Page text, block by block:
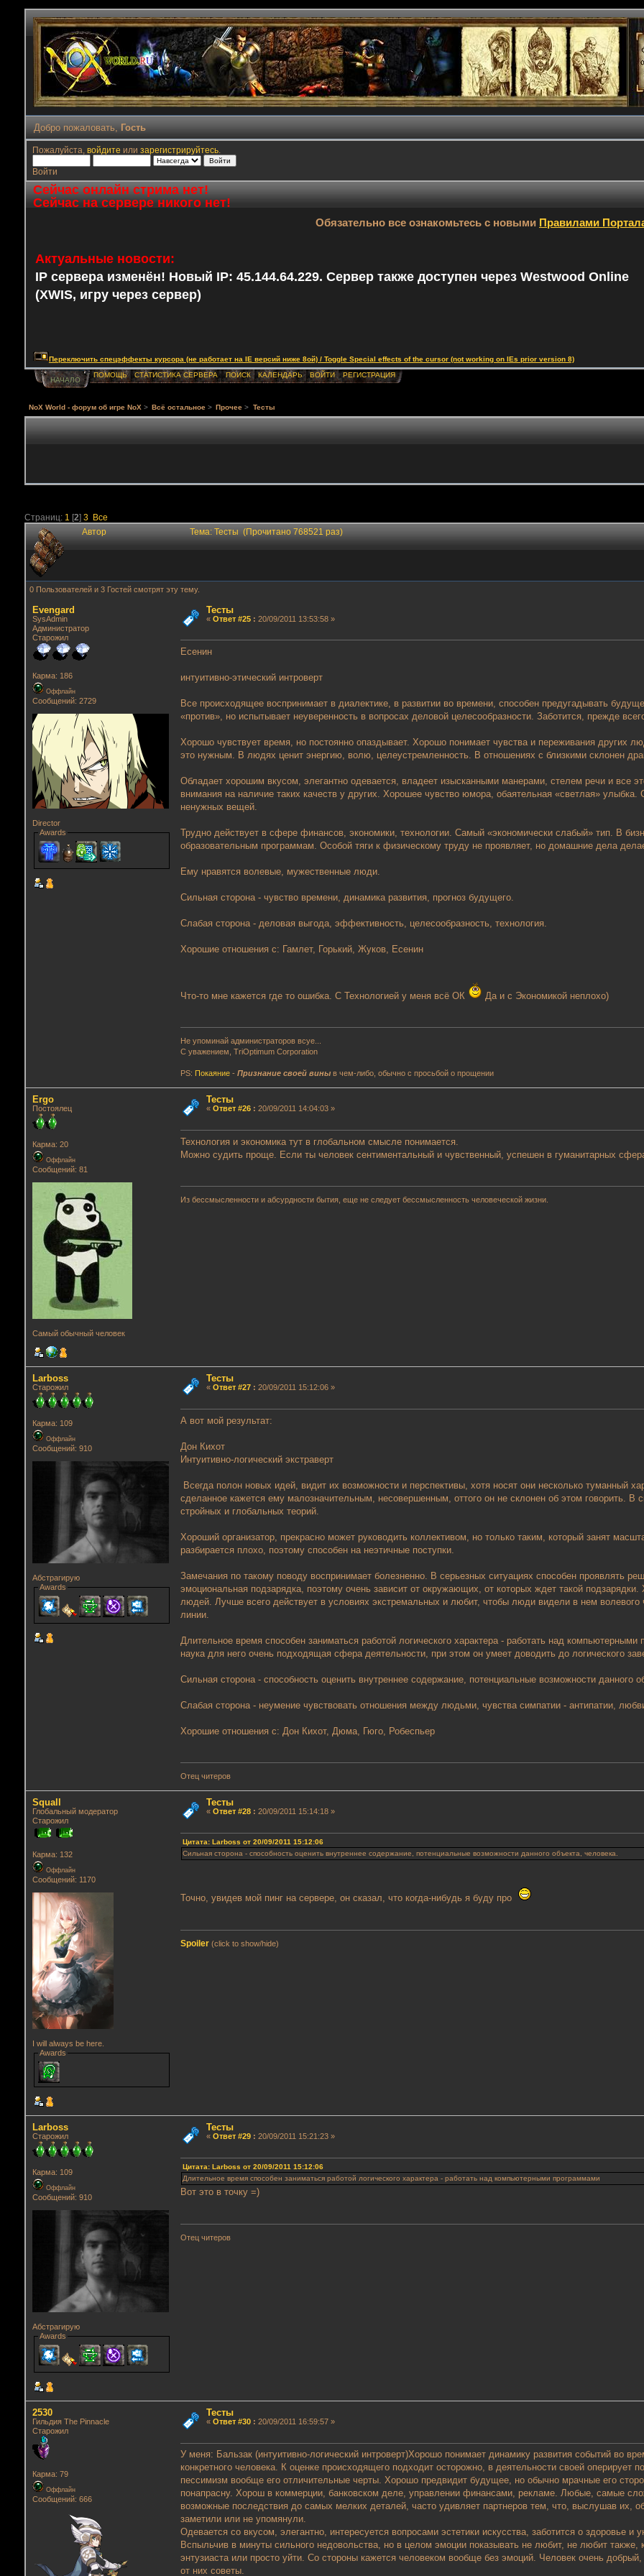
Добро пожаловать, Гость
Пожалуйста, войдите или зарегистрируйтесь.
Войти
Сейчас онлайн стрима нет!
Сейчас на сервере никого нет!
Обязательно все ознакомьтесь с новыми Правилами
Актуальные новости:
IP сервера изменён! Новый IP: 45.144.64.229. Сервер также доступен через Westwood Online
(XWIS, игру через сервер)
Переключить спецэффекты курсора (не работает на IE версий ниже 8ой) / Toggle Special effects of the cursor (not working on IEs prior version 8)
НАЧАЛО
ПОМОЩЬ СТАТИСТИКА СЕРВЕРА ПОИСК КАЛЕНДАРЬ ВОЙТИ РЕГИСТРАЦИЯ
NoX World - форум об игре NoX > Всё остальное > Прочее > Тесты
Страниц: 1 [2] 3 Все
Автор Тема: Тесты (Прочитано 768521 раз)
0 Пользователей и 3 Гостей смотрят эту тему.
Evengard
SysAdmin
Администратор
Старожил
Карма: 186
Оффлайн
Сообщений: 2729
Director
Awards
Тесты
« Ответ #25: 20/09/2011 13:53:58 »
Есенин
интуитивно-этический интроверт
Все происходящее воспринимает в диалектике, в развитии во времени, способен предугадывать
«против», но испытывает неуверенность в вопросах деловой целесообразности. Заботится, прежде
Хорошо чувствует время, но постоянно опаздывает. Хорошо понимает чувства и переживания других
это нужным. В людях ценит энергию, волю, целеустремленность. В отношениях с близкими склонен
Обладает хорошим вкусом, элегантно одевается, владеет изысканными манерами, стелем речи и все
внимания на наличие таких качеств у других. Хорошее чувство юмора, обаятельная «светлая»
ненужных вещей.
Трудно действует в сфере финансов, экономики, технологии. Самый «экономически слабый» тип. В
образовательным программам. Особой тяги к физическому труду не проявляет, но домашние дела
Ему нравятся волевые, мужественные люди.
Сильная сторона - чувство времени, динамика развития, прогноз будущего.
Слабая сторона - деловая выгода, эффективность, целесообразность, технология.
Хорошие отношения с: Гамлет, Горький, Жуков, Есенин
Что-то мне кажется где то ошибка. С Технологией у меня всё ОК Да и с Экономикой неплохо)
Не упоминай администраторов всуе...
С уважением, TriOptimum Corporation
PS: Покаяние -Признание своей вины в чем-либо, обычно с просьбой о прощении
Ergo
Постоялец
Карма: 20
Оффлайн
Сообщений: 81
Самый обычный человек
Тесты
« Ответ #26: 20/09/2011 14:04:03 »
Технология и экономика тут в глобальном смысле понимается.
Можно судить проще. Если ты человек сентиментальный и чувственный, успешен в гуманитарных
Из бессмысленности и абсурдности бытия, еще не следует бессмысленность человеческой жизни.
Lаrboss
Старожил
Карма: 109
Оффлайн
Сообщений: 910
Абстрагирую
Awards
Тесты
« Ответ #27: 20/09/2011 15:12:06 »
А вот мой результат:
Дон Кихот
Интуитивно-логический экстраверт
Всегда полон новых идей, видит их возможности и перспективы, хотя носят они несколько туманный
сделанное кажется ему малозначительным, несовершенным, оттого он не склонен об этом говорить. В
стройных и глобальных теорий.
Хороший организатор, прекрасно может руководить коллективом, но только таким, который занят
разбирается плохо, поэтому способен на неэтичные поступки.
Замечания по такому поводу воспринимает болезненно. В серьезных ситуациях способен проявлять
эмоциональная подзарядка, поэтому очень зависит от окружающих, от которых ждет такой
людей. Лучше всего действует в условиях экстремальных и любит, чтобы люди видели в нем
линии.
Длительное время способен заниматься работой логического характера - работать над
наука для него очень подходящая сфера деятельности, при этом он умеет доводить до логического
Сильная сторона - способность оценить внутреннее содержание, потенциальные возможности данного
Слабая сторона - неумение чувствовать отношения между людьми, чувства симпатии - антипатии,
Хорошие отношения с: Дон Кихот, Дюма, Гюго, Робеспьер
Отец читеров
Squall
Глобальный модератор
Старожил
Карма: 132
Оффлайн
Сообщений: 1170
I will always be here.
Awards
Тесты
« Ответ #28: 20/09/2011 15:14:18 »
Цитата: Lаrboss от 20/09/2011 15:12:06
Сильная сторона - способность оценить внутреннее содержание, потенциальные возможности данного объекта, человека.
Точно, увидев мой пинг на сервере, он сказал, что когда-нибудь я буду про
Spoiler (click to show/hide)
Lаrboss
Старожил
Карма: 109
Оффлайн
Сообщений: 910
Абстрагирую
Awards
Тесты
« Ответ #29: 20/09/2011 15:21:23 »
Цитата: Lаrboss от 20/09/2011 15:12:06
Длительное время способен заниматься работой логического характера - работать над компьютерными программами
Вот это в точку =)
Отец читеров
2530
Гильдия The Pinnacle
Старожил
Карма: 79
Оффлайн
Сообщений: 666
Тесты
« Ответ #30: 20/09/2011 16:59:57 »
У меня: Бальзак (интуитивно-логический интроверт)Хорошо понимает динамику развития событий во
конкретного человека. К оценке происходящего подходит осторожно, в деятельности своей оперирует
пессимизм вообще его отличительные черты. Хорошо предвидит будущее, но обычно мрачные его
понапрасну. Хорош в коммерции, банковском деле, управлении финансами, рекламе. Любые, самые
возможные последствия до самых мелких деталей, часто удивляет партнеров тем, что, выслушав их,
заметили или не упомянули.
Одевается со вкусом, элегантно, интересуется вопросами эстетики искусства, заботится о здоровье и
Вспыльчив в минуты сильного недовольства, но в целом эмоции показывать не любит, не любит также,
энтузиаста или просто уйти. Со стороны кажется человеком вообще без эмоций. Человек очень
от них советы.